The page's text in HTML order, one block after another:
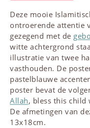
Deze mooie
ontroerende attentie
gezegend met de
witte achtergrond
illustratie van twee
vasthouden. De
pastelblauwe
poster bevat de
Allah, bless this child
De afmetingen van
13x18cm.